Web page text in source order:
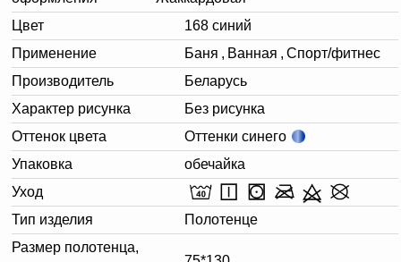
Цвет
168 синий
Применение
Баня , Ванная , Спорт/фитнес
Производитель
Беларусь
Характер рисунка
Без рисунка
Оттенок цвета
Оттенки синего
Упаковка
обечайка
Уход
Тип изделия
Полотенце
Размер полотенца,